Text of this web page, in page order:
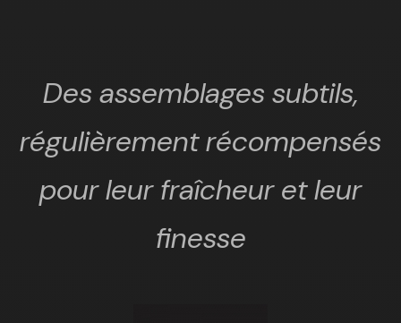
Des assemblages subtils,
régulièrement récompensés
pour leur fraîcheur et leur
finesse